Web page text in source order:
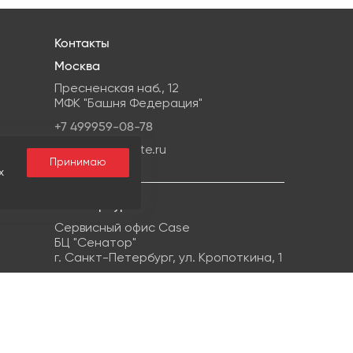
Контакты
Москва
Пресненская наб., 12
МФК "Башня Федерация"
+7 499959-08-78
info@ipg-estate.ru
Сервисный офис Case
БЦ "Сенатор"
г. Санкт-Петербург, ул. Кропоткина, 1
Принимаю